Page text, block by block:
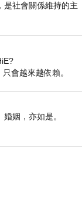
是社會關係維持的主
會越來越依賴。
姻，亦如是。